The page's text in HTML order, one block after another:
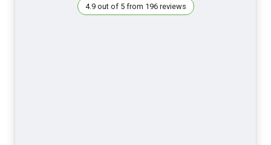
4.9 out of 5 from 196 reviews